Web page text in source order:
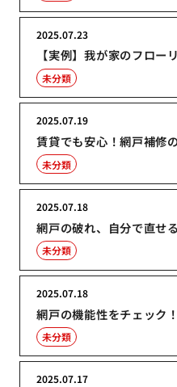
【実例】我が家のフロー
2025.07.23
未分類
賃貸でも安心！網戸補修
2025.07.19
未分類
網戸の破れ、自分で直せ
2025.07.18
未分類
網戸の機能性をチェック
2025.07.18
未分類
2025.07.17